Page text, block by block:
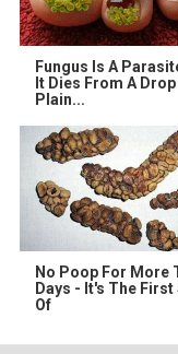
Fungus Is A
It Dies From A Drop
Plain...
No Poop For More
Days - It's The First
Of